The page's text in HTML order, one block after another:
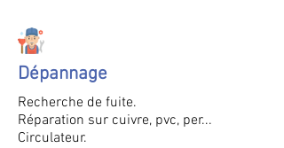
Dépannage
Recherche de fuite.
Réparation sur cuivre, pvc, per...
Circulateur.